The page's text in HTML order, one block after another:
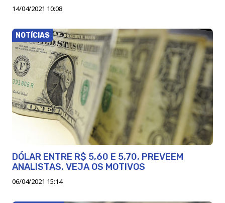
14/04/2021 10:08
NOTÍCIAS
DÓLAR ENTRE R$ 5,60 E 5,70, PREVEEM
ANALISTAS. VEJA OS MOTIVOS
06/04/2021 15:14